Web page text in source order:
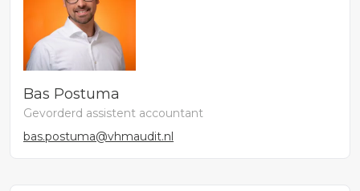
Bas Postuma
Gevorderd assistent accountant
bas.postuma@vhmaudit.nl